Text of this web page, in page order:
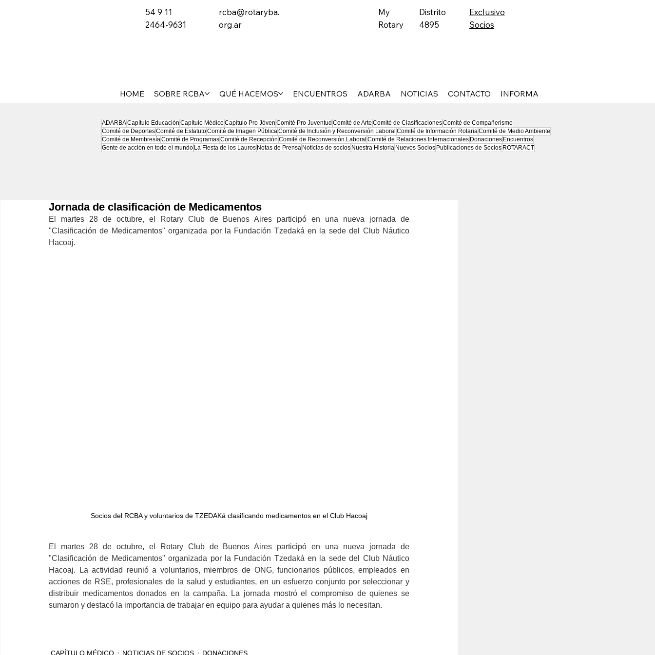
54 9 11
2464-9631
rcba@rotaryba.
org.ar
My
Rotary
Distrito
4895
Exclusivo
Socios
HOME SOBRE RCBA QUÉ HACEMOS ENCUENTROS ADARBA NOTICIAS CONTACTO INFORMA
ADARBACapítulo Educación Capítulo MédicoCapítulo Pro Jóven Comité Pro Juventud Comité de Arte Comité de ClasificacionesComité de Compañerismo
Comité de DeportesComité de EstatutoComité de Imagen PúblicaComité de Inclusión y Reconversión Laboral Comité de Información RotariaComité de Medio Ambiente
Comité de MembresíaComité de ProgramasComité de Recepción Comité de Reconversión Laboral Comité de Relaciones Internacionales Donaciones Encuentros
Gente de acción en todo el mundo La Fiesta de los Lauros Notas de Prensa Noticias de socios Nuestra Historia Nuevos Socios Publicaciones de Socios ROTARACT
Jornada de clasificación de Medicamentos
El martes 28 de octubre, el Rotary Club de Buenos Aires participó en una nueva jornada de
"Clasificación de Medicamentos" organizada por la Fundación Tzedaká en la sede del Club Náutico
Hacoaj.
Socios del RCBA y voluntarios de TZEDAKá clasificando medicamentos en el Club Hacoaj
El martes 28 de octubre, el Rotary Club de Buenos Aires participó en una nueva jornada de
"Clasificación de Medicamentos" organizada por la Fundación Tzedaká en la sede del Club Náutico
Hacoaj. La actividad reunió a voluntarios, miembros de ONG, funcionarios públicos, empleados en
acciones de RSE, profesionales de la salud y estudiantes, en un esfuerzo conjunto por seleccionar y
distribuir medicamentos donados en la campaña. La jornada mostró el compromiso de quienes se
sumaron y destacó la importancia de trabajar en equipo para ayudar a quienes más lo necesitan.
CAPÍTULO MÉDICO NOTICIAS DE SOCIOS DONACIONES